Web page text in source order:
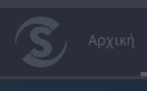
Αρχική